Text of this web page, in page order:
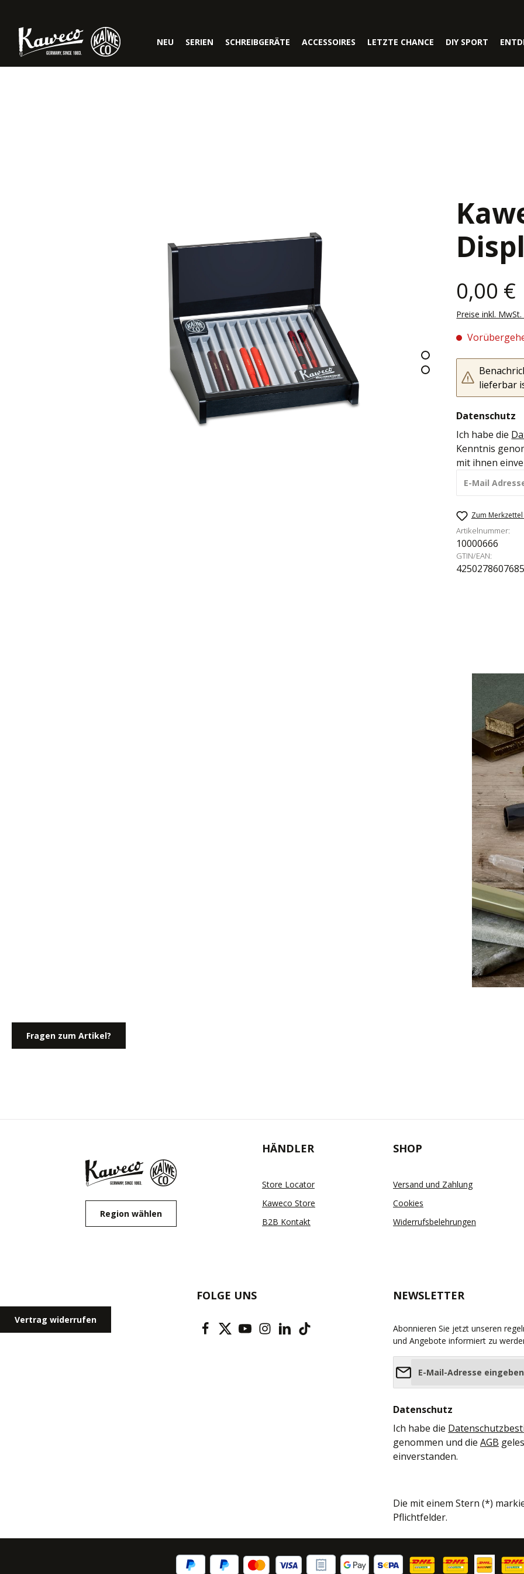
NEU SERIEN SCHREIBGERÄTE ACCESSOIRES LETZTE CHANCE DIY SPORT
0,00 €
Preise inkl.
lieferbar
Datenschutz
Ich habe die
Kenntnis
mit ihnen
Zum
Artikelnummer:
10000666
GTIN/EAN:
Fragen zum Artikel?
Region wählen
HÄNDLER
Store Locator
Kaweco Store
B2B Kontakt
SHOP
Versand und Zahlung
Cookies
Widerrufsbelehrungen
Vertrag widerrufen
FOLGE UNS NEWSLETTER
Abonnieren Sie jetzt unseren
und Angebote informiert zu
Datenschutz
Ich habe die
genommen und die AGB
einverstanden.
Die mit einem Stern (*)
Pflichtfelder.